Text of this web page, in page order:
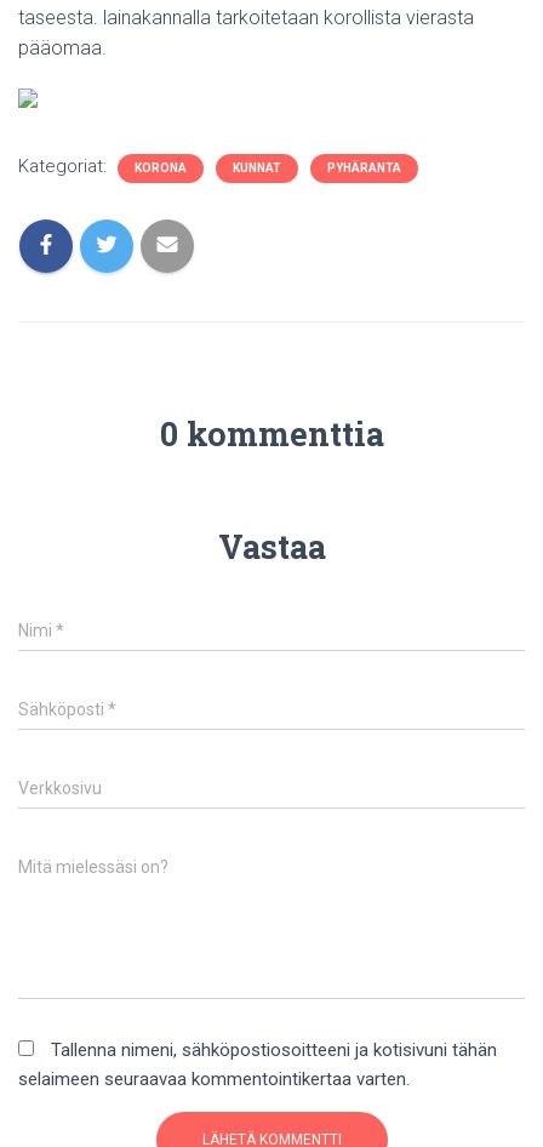
taseesta. lainakannalla tarkoitetaan korollista vierasta
pääomaa.
Kategoriat: KORONA KUNNAT PYHÄRANTA
0 kommenttia
Vastaa
Nimi *
Sähköposti *
Verkkosivu
Mitä mielessäsi on?
Tallenna nimeni, sähköpostiosoitteeni ja kotisivuni tähän
selaimeen seuraavaa kommentointikertaa varten.